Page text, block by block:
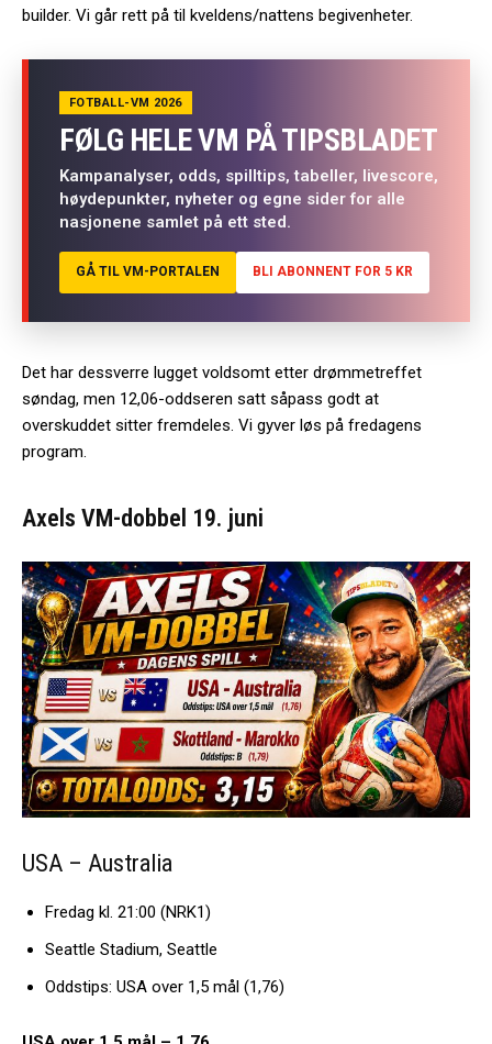
builder. Vi går rett på til kveldens/nattens begivenheter.
FOTBALL-VM 2026
FØLG HELE VM PÅ TIPSBLADET
Kampanalyser, odds, spilltips, tabeller, livescore,
høydepunkter, nyheter og egne sider for alle
nasjonene samlet på ett sted.
GÅ TIL VM-PORTALEN BLI ABONNENT FOR 5 KR
Det har dessverre lugget voldsomt etter drømmetreffet
søndag, men 12,06-oddseren satt såpass godt at
overskuddet sitter fremdeles. Vi gyver løs på fredagens
program.
Axels VM-dobbel 19. juni
USA – Australia
Fredag kl. 21:00 (NRK1)
Seattle Stadium, Seattle
Oddstips: USA over 1,5 mål (1,76)